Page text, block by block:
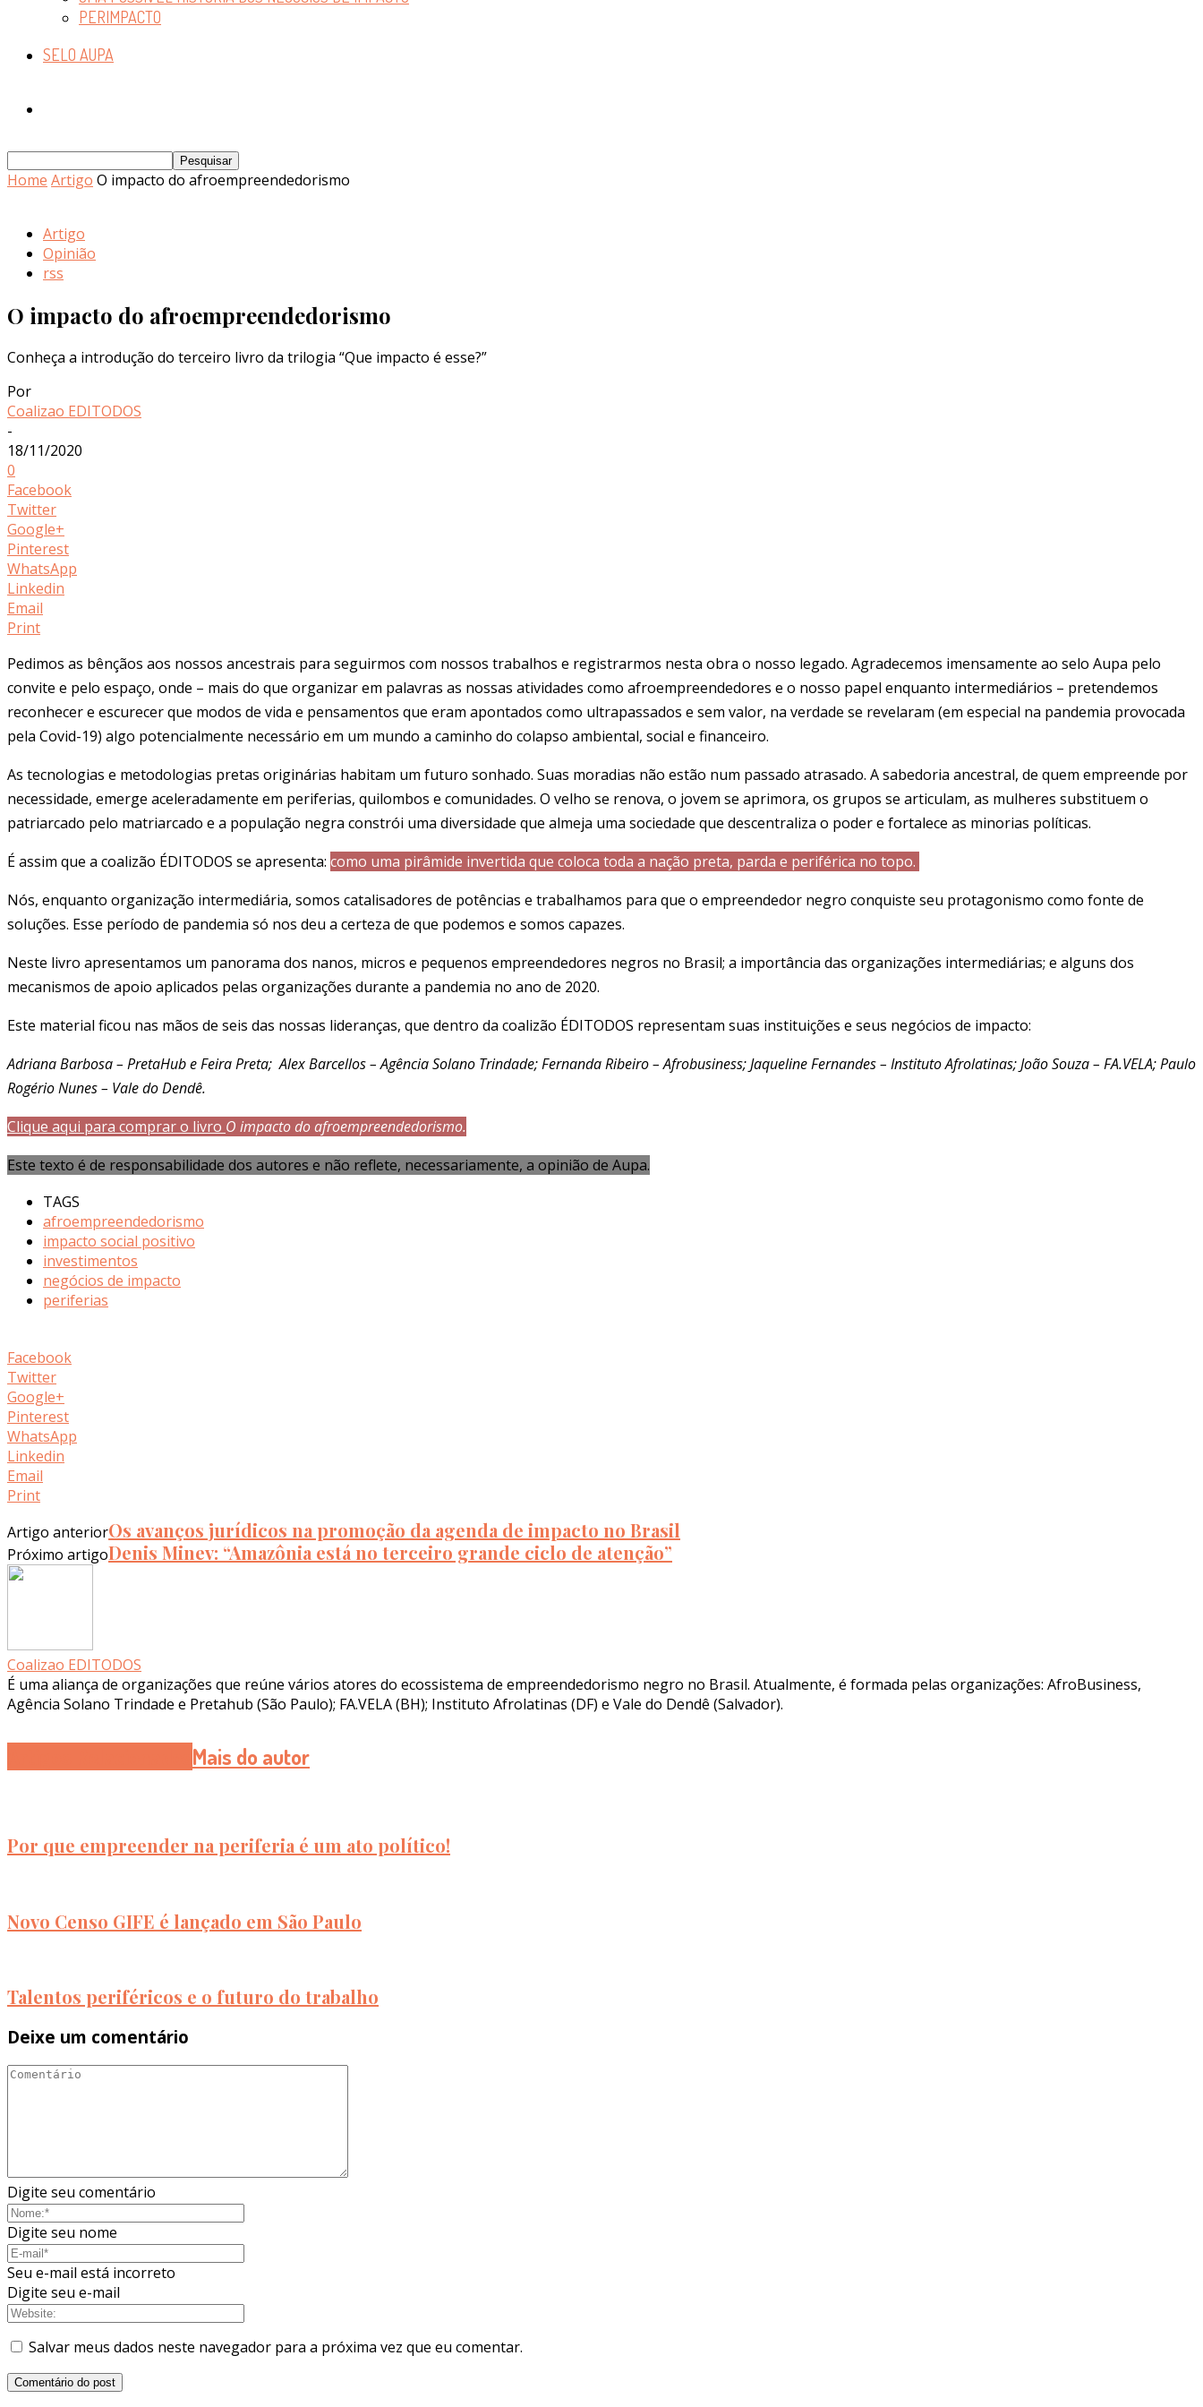
PERIMPACTO
SELO AUPA
Home Artigo O impacto do afroempreendedorismo
Artigo
Opinião
rss
O impacto do afroempreendedorismo
Conheça a introdução do terceiro livro da trilogia “Que impacto é esse?”
Por
Coalizao EDITODOS
-
18/11/2020
0
Facebook
Twitter
Google+
Pinterest
WhatsApp
Linkedin
Email
Print
Pedimos as bênçãos aos nossos ancestrais para seguirmos com nossos trabalhos e registrarmos nesta obra o nosso legado. Agradecemos imensamente ao selo Aupa pelo
convite e pelo espaço, onde – mais do que organizar em palavras as nossas atividades como afroempreendedores e o nosso papel enquanto intermediários – pretendemos
reconhecer e escurecer que modos de vida e pensamentos que eram apontados como ultrapassados e sem valor, na verdade se revelaram (em especial na pandemia provocada
pela Covid-19) algo potencialmente necessário em um mundo a caminho do colapso ambiental, social e financeiro.
As tecnologias e metodologias pretas originárias habitam um futuro sonhado. Suas moradias não estão num passado atrasado. A sabedoria ancestral, de quem empreende por
necessidade, emerge aceleradamente em periferias, quilombos e comunidades. O velho se renova, o jovem se aprimora, os grupos se articulam, as mulheres substituem o
patriarcado pelo matriarcado e a população negra constrói uma diversidade que almeja uma sociedade que descentraliza o poder e fortalece as minorias políticas.
É assim que a coalizão ÉDITODOS se apresenta: como uma pirâmide invertida que coloca toda a nação preta, parda e periférica no topo.
Nós, enquanto organização intermediária, somos catalisadores de potências e trabalhamos para que o empreendedor negro conquiste seu protagonismo como fonte de
soluções. Esse período de pandemia só nos deu a certeza de que podemos e somos capazes.
Neste livro apresentamos um panorama dos nanos, micros e pequenos empreendedores negros no Brasil; a importância das organizações intermediárias; e alguns dos
mecanismos de apoio aplicados pelas organizações durante a pandemia no ano de 2020.
Este material ficou nas mãos de seis das nossas lideranças, que dentro da coalizão ÉDITODOS representam suas instituições e seus negócios de impacto:
Adriana Barbosa – PretaHub e Feira Preta; Alex Barcellos – Agência Solano Trindade; Fernanda Ribeiro – Afrobusiness; Jaqueline Fernandes – Instituto Afrolatinas; João Souza – FA.VELA; Paulo
Rogério Nunes – Vale do Dendê.
Clique aqui para comprar o livro O impacto do afroempreendedorismo.
Este texto é de responsabilidade dos autores e não reflete, necessariamente, a opinião de Aupa.
TAGS
afroempreendedorismo
impacto social positivo
investimentos
negócios de impacto
periferias
Facebook
Twitter
Google+
Pinterest
WhatsApp
Linkedin
Email
Print
Artigo anteriorOs avanços jurídicos na promoção da agenda de impacto no Brasil
Próximo artigoDenis Minev: “Amazônia está no terceiro grande ciclo de atenção”
Coalizao EDITODOS
É uma aliança de organizações que reúne vários atores do ecossistema de empreendedorismo negro no Brasil. Atualmente, é formada pelas organizações: AfroBusiness,
Agência Solano Trindade e Pretahub (São Paulo); FA.VELA (BH); Instituto Afrolatinas (DF) e Vale do Dendê (Salvador).
Mais do autor
Por que empreender na periferia é um ato político!
Novo Censo GIFE é lançado em São Paulo
Talentos periféricos e o futuro do trabalho
Deixe um comentário
Digite seu comentário
Digite seu nome
Seu e-mail está incorreto
Digite seu e-mail
Salvar meus dados neste navegador para a próxima vez que eu comentar.